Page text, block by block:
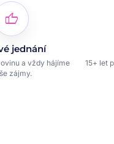
thumb_up
jednání
a vždy hájíme
zájmy.
15+ let